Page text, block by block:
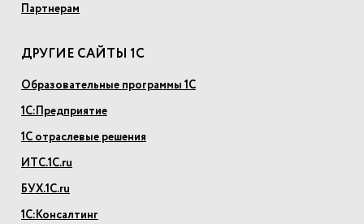
Партнерам
ДРУГИЕ САЙТЫ 1С
Образовательные программы 1С
1С:Предприятие
1С отраслевые решения
ИТС.1С.ru
БУХ.1С.ru
1С:Консалтинг